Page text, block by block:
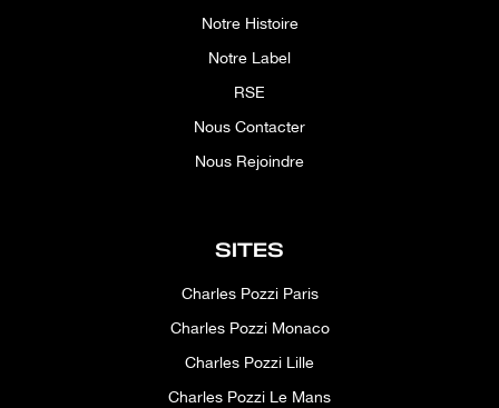
Notre Histoire
Notre Label
RSE
Nous Contacter
Nous Rejoindre
SITES
Charles Pozzi Paris
Charles Pozzi Monaco
Charles Pozzi Lille
Charles Pozzi Le Mans